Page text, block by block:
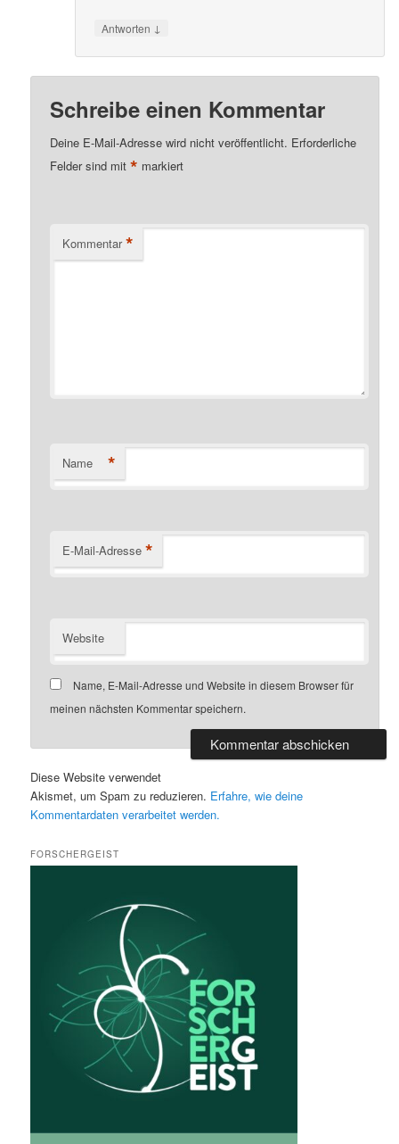
Antworten ↓
Schreibe einen Kommentar
Deine E-Mail-Adresse wird nicht veröffentlicht. Erforderliche
Felder sind mit* markiert
Kommentar *
Name *
E-Mail-Adresse *
Website
Name, E-Mail-Adresse und Website in diesem Browser für
meinen nächsten Kommentar speichern.
Diese Website verwendet
Akismet, um Spam zu reduzieren. Erfahre, wie deine
Kommentardaten verarbeitet werden.
FORSCHERGEIST